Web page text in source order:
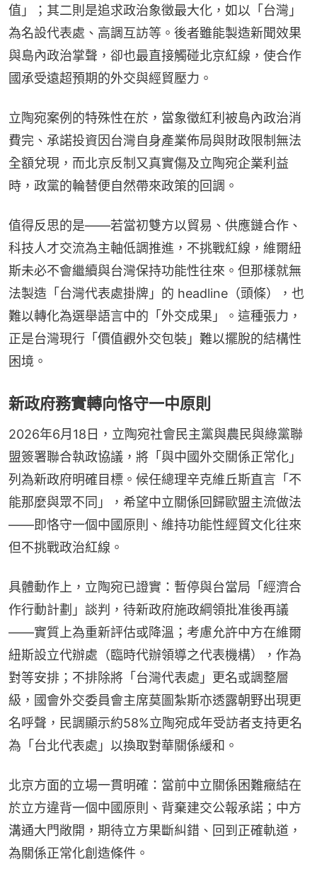
值」；其二則是追求政治象徵最大化，如以「台灣」
為名設代表處、高調互訪等。後者雖能製造新聞效果
與島內政治掌聲，卻也最直接觸碰北京紅線，使合作
國承受遠超預期的外交與經貿壓力。
立陶宛案例的特殊性在於，當象徵紅利被島內政治消
費完、承諾投資因台灣自身產業佈局與財政限制無法
全額兌現，而北京反制又真實傷及立陶宛企業利益
時，政黨的輪替便自然帶來政策的回調。
值得反思的是——若當初雙方以貿易、供應鏈合作、
科技人才交流為主軸低調推進，不挑戰紅線，維爾紐
斯未必不會繼續與台灣保持功能性往來。但那樣就無
法製造「台灣代表處掛牌」的 headline（頭條），也
難以轉化為選舉語言中的「外交成果」。這種張力，
正是台灣現行「價值觀外交包裝」難以擺脫的結構性
困境。
新政府務實轉向恪守一中原則
2026年6月18日，立陶宛社會民主黨與農民與綠黨聯
盟簽署聯合執政協議，將「與中國外交關係正常化」
列為新政府明確目標。候任總理辛克維丘斯直言「不
能那麼與眾不同」，希望中立關係回歸歐盟主流做法
——即恪守一個中國原則、維持功能性經貿文化往來
但不挑戰政治紅線。
具體動作上，立陶宛已證實：暫停與台當局「經濟合
作行動計劃」談判，待新政府施政綱領批准後再議
——實質上為重新評估或降溫；考慮允許中方在維爾
紐斯設立代辦處（臨時代辦領導之代表機構），作為
對等安排；不排除將「台灣代表處」更名或調整層
級，國會外交委員會主席莫圖紮斯亦透露朝野出現更
名呼聲，民調顯示約58%立陶宛成年受訪者支持更名
為「台北代表處」以換取對華關係緩和。
北京方面的立場一貫明確：當前中立關係困難癥結在
於立方違背一個中國原則、背棄建交公報承諾；中方
溝通大門敞開，期待立方果斷糾錯、回到正確軌道，
為關係正常化創造條件。